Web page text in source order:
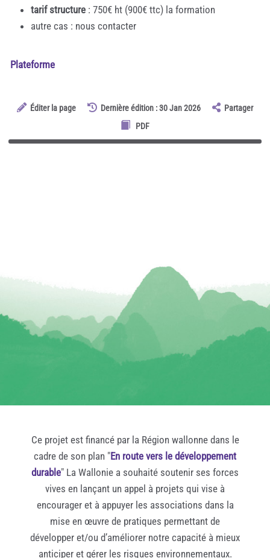
tarif structure : 750€ ht (900€ ttc) la formation
autre cas : nous contacter
Plateforme
Éditer la page Dernière édition : 30 Jan 2026
Partager
PDF
Ce projet est financé par la Région wallonne dans le
cadre de son plan "En route vers le développement
durable" La Wallonie a souhaité soutenir ses forces
vives en lançant un appel à projets qui vise à
encourager et à appuyer les associations dans la
mise en œuvre de pratiques permettant de
développer et/ou d’améliorer notre capacité à mieux
anticiper et gérer les risques environnementaux.